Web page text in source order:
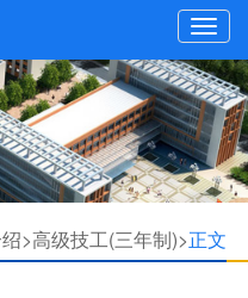
>高级技工(三年制)>正文